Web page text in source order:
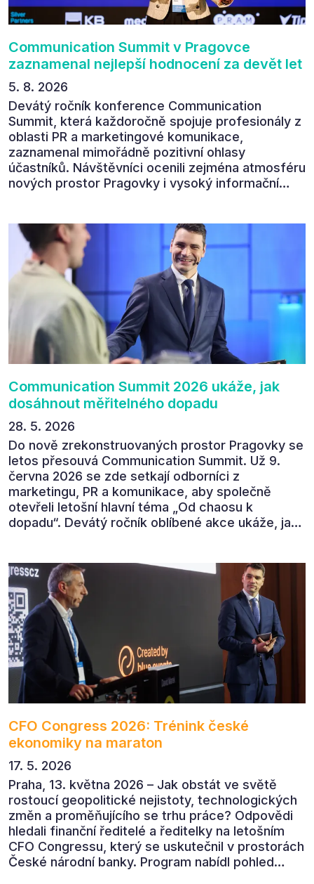
Communication Summit v Pragovce
zaznamenal nejlepší hodnocení za devět let
5. 8. 2026
Devátý ročník konference Communication
Summit, která každoročně spojuje profesionály z
oblasti PR a marketingové komunikace,
zaznamenal mimořádně pozitivní ohlasy
účastníků. Návštěvníci ocenili zejména atmosféru
nových prostor Pragovky i vysoký informační
zúčastnit i příštího ročníku. „Příjemná konference,
výborný program, hezké prostory, Daniel Stach
absolutně nejlepší moderátor!!!“ Tak shrnul
Communication Summit jeden z 330 účastníků ve
své zpětné vazbě. Ta potvrdila, co bylo slyšet i
cítit po celý 9. červen v Pragovce – že ročník s
tématem „Od chaosu k dopadu“ se skutečně
povedl.
Communication Summit 2026 ukáže, jak
dosáhnout měřitelného dopadu
28. 5. 2026
Do nově zrekonstruovaných prostor Pragovky se
letos přesouvá Communication Summit. Už 9.
června 2026 se zde setkají odborníci z
marketingu, PR a komunikace, aby společně
otevřeli letošní hlavní téma „Od chaosu k
dopadu“. Devátý ročník oblíbené akce ukáže, jak
CFO Congress 2026: Trénink české
ekonomiky na maraton
17. 5. 2026
Praha, 13. května 2026 – Jak obstát ve světě
rostoucí geopolitické nejistoty, technologických
změn a proměňujícího se trhu práce? Odpovědi
hledali finanční ředitelé a ředitelky na letošním
CFO Congressu, který se uskutečnil v prostorách
České národní banky. Program nabídl pohled